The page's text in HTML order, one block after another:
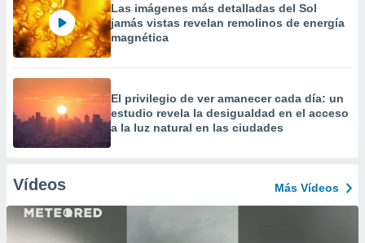
Las imágenes más detalladas del Sol
jamás vistas revelan remolinos de energía
magnética
El privilegio de ver amanecer cada día: un
estudio revela la desigualdad en el acceso
a la luz natural en las ciudades
Vídeos Más Vídeos